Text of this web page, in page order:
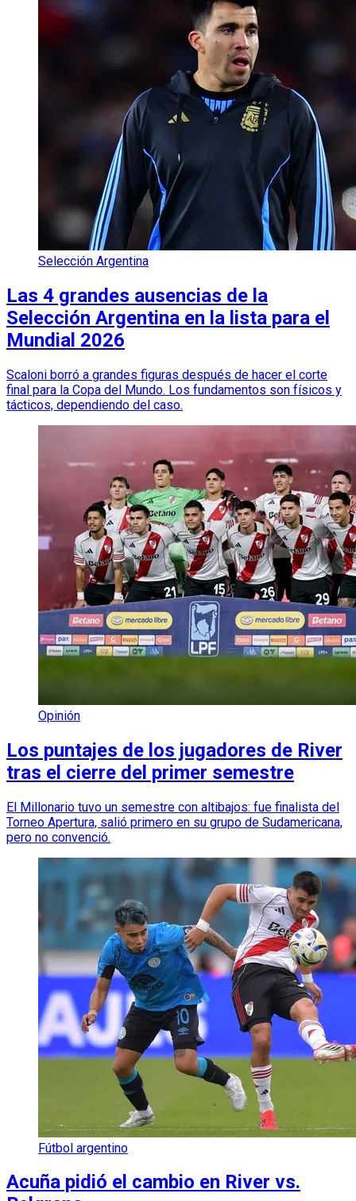
Selección Argentina
Las 4 grandes ausencias de la
Selección Argentina en la lista para el
Mundial 2026
Scaloni borró a grandes figuras después de hacer el corte
final para la Copa del Mundo. Los fundamentos son físicos y
tácticos, dependiendo del caso.
Opinión
Los puntajes de los jugadores de River
tras el cierre del primer semestre
El Millonario tuvo un semestre con altibajos: fue finalista del
Torneo Apertura, salió primero en su grupo de Sudamericana,
pero no convenció.
Fútbol argentino
Acuña pidió el cambio en River vs.